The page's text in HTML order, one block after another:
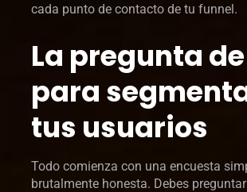
cada punto de contacto de tu funnel.
La pregunta
para
tus usuarios
Todo comienza con una encuesta
brutalmente honesta. Debes